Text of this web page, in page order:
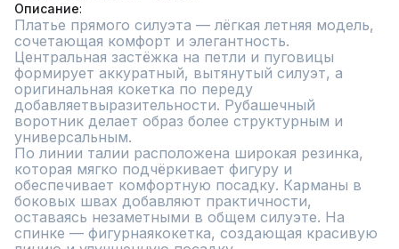
Описание
Платье прямого силуэта — лёгкая летняя модель,
сочетающая комфорт и элегантность.
Центральная застёжка на петли и пуговицы
формирует аккуратный, вытянутый силуэт, а
оригинальная кокетка по переду
добавляетвыразительности. Рубашечный
воротник делает образ более структурным и
универсальным.
По линии талии расположена широкая резинка,
которая мягко подчёркивает фигуру и
обеспечивает комфортную посадку. Карманы в
боковых швах добавляют практичности,
оставаясь незаметными в общем силуэте. На
спинке — фигурнаякокетка, создающая красивую